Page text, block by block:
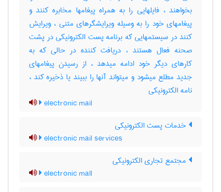
بخواهند ، فایلهایی را به همراه پیغامها مخابره کنند و
پیغامهای خود را به وسیله ویرایشگرهای متنی ، ویرایش
کنند در سیستمهایی که برنامه پست الکترونیکی در پشت
صحنه فعال هستند ، دریافت کننده در حالی که به
کارهای دیگر خود ادامه میدهد ، از رسیدن پیغامهای
جدید مطلع میشود و میتواند آنها را ببیند یا ذخیره کند ،
نامه الکترونیکی
electronic mail
خدمات پست الکترونیکی
electronic mail services
مجتمع تجاری الکترونیکی
electronic mall